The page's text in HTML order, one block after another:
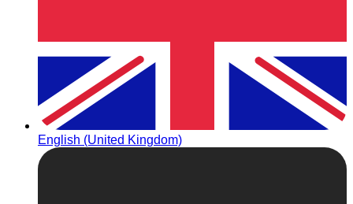
English (United Kingdom)